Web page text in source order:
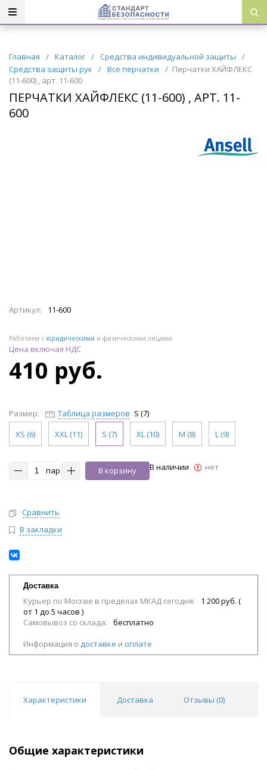
Главная / Каталог / Средства индивидуальной защиты
/
Средства защиты рук
/ Все перчатки / Перчатки ХАЙФЛЕКС
(11-600) , арт. 11-600
ПЕРЧАТКИ ХАЙФЛЕКС (11-600) , АРТ. 11-
600
Артикул: 11-600
Работаем с юридическими и физическими лицами
Цена включая НДС
410 руб.
Размер: Таблица размеров S (7)
XS (6)
XXL (11) S (7) XL (10) M (8) L (9)
пар В корзину В наличии нет
Сравнить
В закладки
Доставка
Курьер по Москве в пределах МКАД сегодня:
1 200 руб. (
от 1 до 5 часов )
Самовывоз со склада:
бесплатно
Информация о доставке и оплате
Характеристики Доставка Отзывы (0)
Общие характеристики